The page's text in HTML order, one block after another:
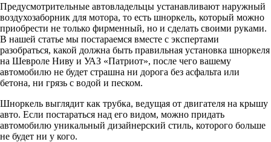
Предусмотрительные автовладельцы устанавливают наружный
воздухозаборник для мотора, то есть шноркель, который можно
приобрести не только фирменный, но и сделать своими руками.
В нашей статье мы постараемся вместе с экспертами
разобраться, какой должна быть правильная установка шноркеля
на Шевроле Ниву и УАЗ «Патриот», после чего вашему
автомобилю не будет страшна ни дорога без асфальта или
бетона, ни грязь с водой и песком.
Шноркель выглядит как трубка, ведущая от двигателя на крышу
авто. Если постараться над его видом, можно придать
автомобилю уникальный дизайнерский стиль, которого больше
не будет ни у кого.